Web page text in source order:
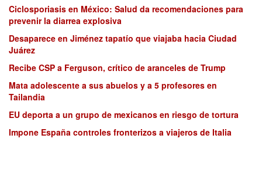
Ciclosporiasis en México: Salud da recomendaciones para
prevenir la diarrea explosiva
Desaparece en Jiménez tapatío que viajaba hacia Ciudad
Juárez
Recibe CSP a Ferguson, crítico de aranceles de Trump
Mata adolescente a sus abuelos y a 5 profesores en
Tailandia
EU deporta a un grupo de mexicanos en riesgo de tortura
Impone España controles fronterizos a viajeros de Italia